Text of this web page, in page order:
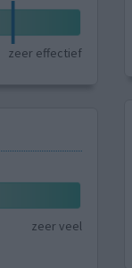
zeer effectief
zeer veel